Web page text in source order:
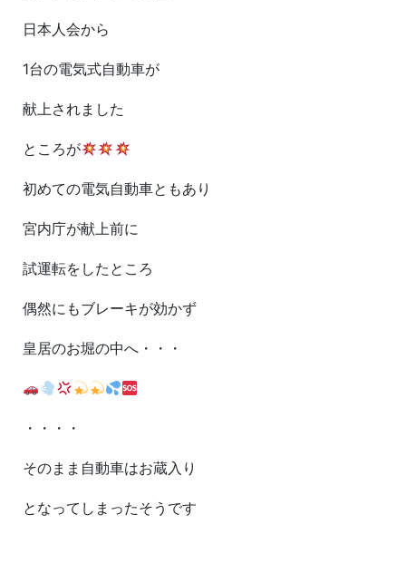
日本人会から
1台の電気式自動車が
献上されました
ところが
初めての電気自動車ともあり
宮内庁が献上前に
試運転をしたところ
偶然にもブレーキが効かず
皇居のお堀の中へ・・・
・・・・
そのまま自動車はお蔵入り
となってしまったそうです